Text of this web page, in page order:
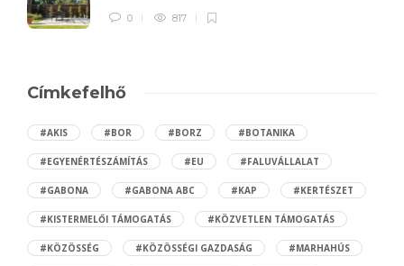
0 817
Címkefelhő
#AKIS #BOR #BORZ #BOTANIKA
#EGYENÉRTÉSZÁMÍTÁS #EU #FALUVÁLLALAT
#GABONA #GABONA ABC #KAP #KERTÉSZET
#KISTERMELŐI TÁMOGATÁS #KÖZVETLEN TÁMOGATÁS
#KÖZÖSSÉG #KÖZÖSSÉGI GAZDASÁG #MARHAHÚS